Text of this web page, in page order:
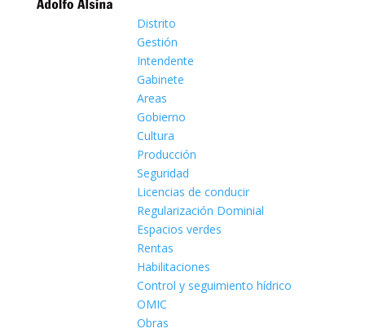
Distrito
Gestión
Intendente
Gabinete
Areas
Gobierno
Cultura
Producción
Seguridad
Licencias de conducir
Regularización Dominial
Espacios verdes
Rentas
Habilitaciones
Control y seguimiento hídrico
OMIC
Obras